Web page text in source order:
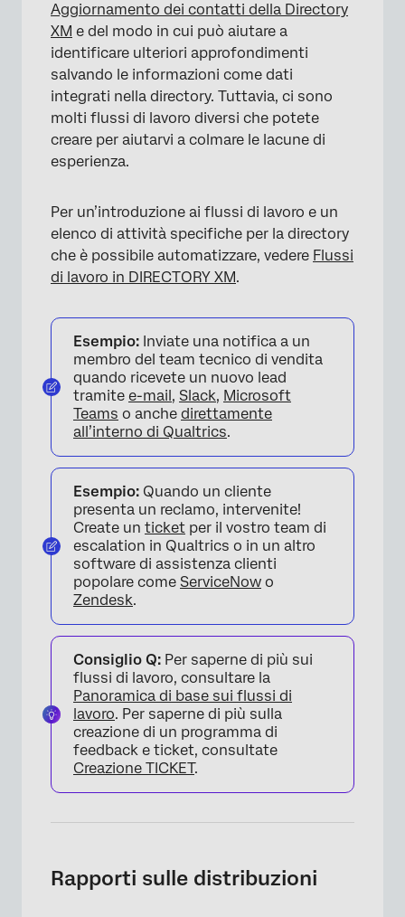
Aggiornamento dei contatti della Directory
XM e del modo in cui può aiutare a
identificare ulteriori approfondimenti
salvando le informazioni come dati
integrati nella directory. Tuttavia, ci sono
molti flussi di lavoro diversi che potete
creare per aiutarvi a colmare le lacune di
esperienza.
Per un’introduzione ai flussi di lavoro e un
elenco di attività specifiche per la directory
che è possibile automatizzare, vedere Flussi
di lavoro in DIRECTORY XM.
Esempio: Inviate una notifica a un
membro del team tecnico di vendita
quando ricevete un nuovo lead
tramite e-mail, Slack, Microsoft
Teams o anche direttamente
all’interno di Qualtrics.
Esempio: Quando un cliente
presenta un reclamo, intervenite!
Create un ticket per il vostro team di
escalation in Qualtrics o in un altro
software di assistenza clienti
popolare come ServiceNow o
Zendesk.
Consiglio Q: Per saperne di più sui
flussi di lavoro, consultare la
Panoramica di base sui flussi di
lavoro. Per saperne di più sulla
creazione di un programma di
feedback e ticket, consultate
Creazione TICKET.
Rapporti sulle distribuzioni